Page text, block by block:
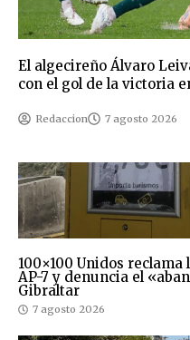
El algecireño Álvaro
con el gol de la victoria
Redaccion 7 agosto 2026
100×100 Unidos
AP-7 y denuncia el
Gibraltar
7 agosto 2026